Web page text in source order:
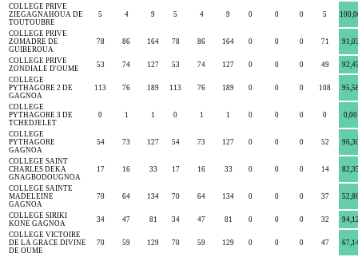
COLLEGE PRIVE
ZIEGAGNAHOUA DE
TOUTOUBRE
5 4 9 5 4 9 0 0 0 5
COLLEGE PRIVE
ZOMADRE DE
GUIBEROUA
78 86 164 78 86 164 0 0 0 71
COLLEGE PRIVE
ZONDIALE D'OUME
53 74 127 53 74 127 0 0 0 49
COLLEGE
PYTHAGORE 2 DE
GAGNOA
113 76 189 113 76 189 0 0 0 108
COLLEGE
PYTHAGORE 3 DE
TCHEDJELET
0 1 1 0 1 1 0 0 0 0 0,00
COLLEGE
PYTHAGORE
GAGNOA
54 73 127 54 73 127 0 0 0 52
COLLEGE SAINT
CHARLES DEKA
GNAGBODOUGNOA
17 16 33 17 16 33 0 0 0 14
COLLEGE SAINTE
MADELEINE
GAGNOA
70 64 134 70 64 134 0 0 0 37
COLLEGE SIRIKI
KONE GAGNOA
34 47 81 34 47 81 0 0 0 32
COLLEGE VICTOIRE
DE LA GRACE DIVINE
DE OUME
70 59 129 70 59 129 0 0 0 47